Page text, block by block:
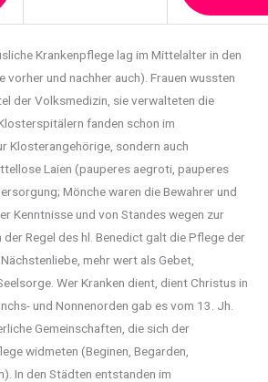
Krankenpflege lag im Mittelalter in den
vorherund nachher auch). Frauen wussten
der Volksmedizin, sie verwalteten die
fanden schon im
Klosterangehörige, sondern auch
Laien (pauperes aegroti, pauperes
Mönche waren die Bewahrer und
Kenntnisse und von Standes wegen zur
Regel des hl. Benedict galt die Pflege der
mehr wert als Gebet,
Wer Kranken dient, dient Christus in
und Nonnenorden gab es vom 13. Jh.
Gemeinschaften, die sich der
widmeten (Beginen, Begarden,
In den Städten entstanden im